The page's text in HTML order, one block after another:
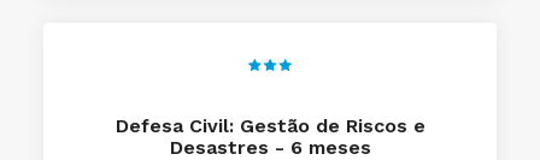
Defesa Civil: Gestão de Riscos e
Desastres - 6 meses